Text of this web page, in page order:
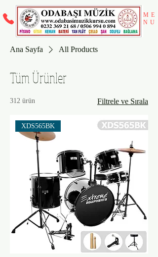
ME
NU
Ana Sayfa All Products
Tüm Ürünler
312 ürün Filtrele ve Sırala
XDS565BK